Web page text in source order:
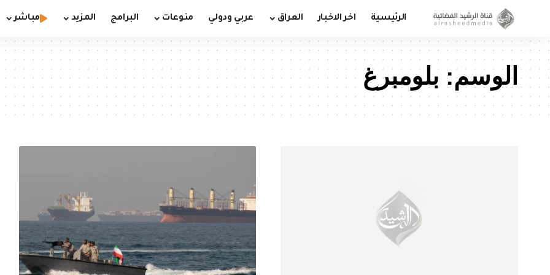
الرئيسية اخر الاخبار العراق عربي ودولي منوعات البرامج المزيد مباشر
الوسم: بلومبرغ